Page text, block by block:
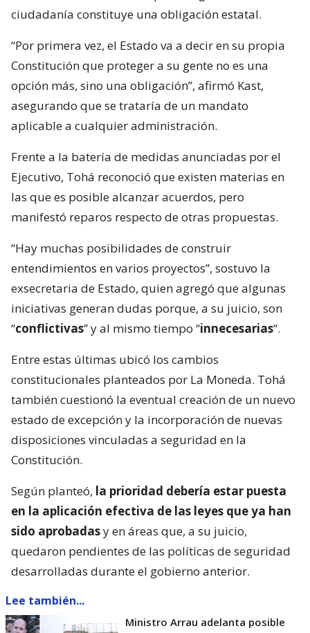
ciudadanía constituye una obligación estatal.
“Por primera vez, el Estado va a decir en su propia
Constitución que proteger a su gente no es una
opción más, sino una obligación”, afirmó Kast,
asegurando que se trataría de un mandato
aplicable a cualquier administración.
Frente a la batería de medidas anunciadas por el
Ejecutivo, Tohá reconoció que existen materias en
las que es posible alcanzar acuerdos, pero
manifestó reparos respecto de otras propuestas.
“Hay muchas posibilidades de construir
entendimientos en varios proyectos”, sostuvo la
exsecretaria de Estado, quien agregó que algunas
iniciativas generan dudas porque, a su juicio, son
“conflictivas” y al mismo tiempo “innecesarias“.
Entre estas últimas ubicó los cambios
constitucionales planteados por La Moneda. Tohá
también cuestionó la eventual creación de un nuevo
estado de excepción y la incorporación de nuevas
disposiciones vinculadas a seguridad en la
Constitución.
Según planteó, la prioridad debería estar puesta
en la aplicación efectiva de las leyes que ya han
sido aprobadasy en áreas que, a su juicio,
quedaron pendientes de las políticas de seguridad
desarrolladas durante el gobierno anterior.
Lee también...
Ministro Arrau adelanta posible